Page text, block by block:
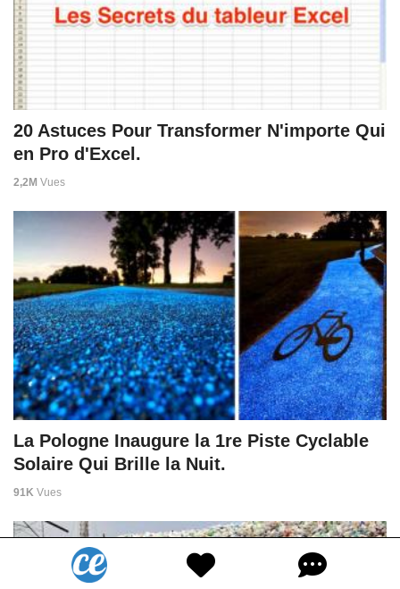
20 Astuces Pour Transformer N'importe Qui
en Pro d'Excel.
2,2M Vues
La Pologne Inaugure la 1re Piste Cyclable
Solaire Qui Brille la Nuit.
91K Vues